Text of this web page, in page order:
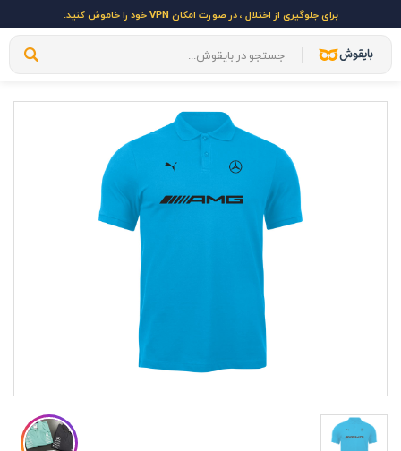
برای جلوگیری از اختلال ، در صورت امکان VPN خود را خاموش کنید.